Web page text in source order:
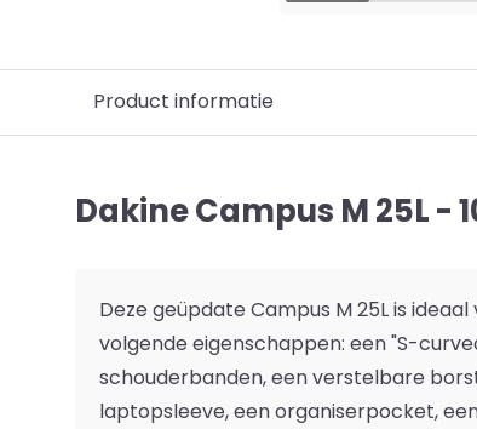
Product informatie
Dakine Campus M 25L -
Deze geüpdate Campus M 25L is
volgende eigenschappen: een "S-
schouderbanden, een verstelbare
laptopsleeve, een organiserpocket,